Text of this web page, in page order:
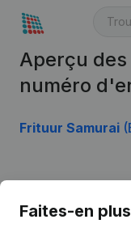
Aperçu
numéro
Frituur Samurai
Faites-en